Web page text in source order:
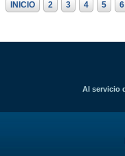
INICIO 2 3 4 5 6
Al servicio